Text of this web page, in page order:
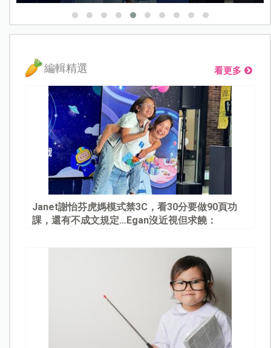
編輯精選 看更多
Janet謝怡芬虎媽模式禁3C，看30分要做90頁功
課，還有不成文規定…Egan沒近視但求饒：